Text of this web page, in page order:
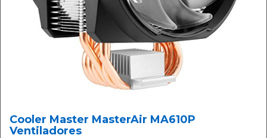
Cooler Master MasterAir MA610P
Ventiladores